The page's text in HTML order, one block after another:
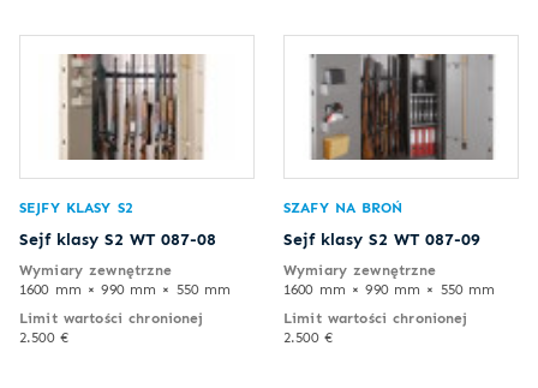
SEJFY KLASY S2
Sejf klasy S2 WT 087-08
Wymiary zewnętrzne
1600 mm × 990 mm × 550 mm
Limit wartości chronionej
2.500 €
SZAFY NA BROŃ
Sejf klasy S2 WT 087-09
Wymiary zewnętrzne
1600 mm × 990 mm × 550 mm
Limit wartości chronionej
2.500 €